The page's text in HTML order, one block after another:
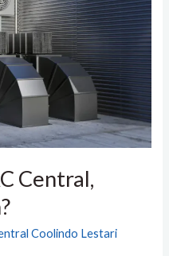
Central,
Coolindo Lestari